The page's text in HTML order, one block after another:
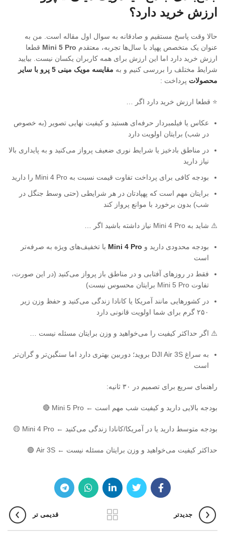
ارزش خرید دارد؟
حالا وقت پاسخ مستقیم و صادقانه به سوال اول مقاله است. من به
عنوان یک متخصص پهپاد با سال‌ها تجربه، معتقدم Mini 5 Pro قطعا
ارزش خرید دارد اما این ارزش برای همه کاربران یکسان نیست. بیایید
شرایط مختلف را بررسی کنیم و به
مقایسه مویک مینی 5 پرو با سایر
محصولات پرداخت :
⭐ قطعا ارزش خرید دارد اگر …
عکاس یا فیلمبردار حرفه‌ای هستید و کیفیت نهایی تصویر (به خصوص
در شب) برایتان اولویت دارد
در مناطق بادخیز یا شرایط نوری ضعیف پرواز می‌کنید و به پایداری بالا
نیاز دارید
بودجه کافی برای پرداخت تفاوت قیمت نسبت به Mini 4 Pro را دارید
برایتان مهم است که پهپادتان در هر شرایطی (حتی وسط جنگل در
شب) بدون برخورد با موانع پرواز کند
⚠️ شاید به Mini 4 Pro نیاز داشته باشید اگر …
بودجه محدودی دارید و Mini 4 Pro با تخفیف‌های ویژه به صرفه‌تر
است
فقط در روزهای آفتابی و در مناطق باز پرواز می‌کنید (در این صورت،
تفاوت Mini 5 Pro برایتان محسوس نیست)
در کشورهایی مانند آمریکا یا کانادا زندگی می‌کنید و حفظ وزن زیر
۲۵۰ گرم برای شما اولویت قانونی دارد
⚠️ اگر حداکثر کیفیت را می‌خواهید و وزن برایتان مسئله نیست …
به سراغ DJI Air 3S بروید؛ دوربین بهتری دارد اما سنگین‌تر و گران‌تر
است
راهنمای سریع برای تصمیم در ۳۰ ثانیه:
بودجه بالایی دارید و کیفیت شب مهم است ← Mini 5 Pro 🔴
بودجه متوسط دارید یا در آمریکا/کانادا زندگی می‌کنید ← Mini 4 Pro 🟡
حداکثر کیفیت می‌خواهید و وزن برایتان مسئله نیست ← Air 3S 🟢
جدیدتر قدیمی تر